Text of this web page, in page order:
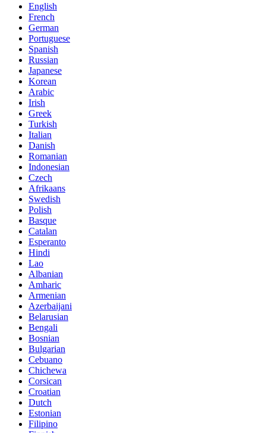
English
French
German
Portuguese
Spanish
Russian
Japanese
Korean
Arabic
Irish
Greek
Turkish
Italian
Danish
Romanian
Indonesian
Czech
Afrikaans
Swedish
Polish
Basque
Catalan
Esperanto
Hindi
Lao
Albanian
Amharic
Armenian
Azerbaijani
Belarusian
Bengali
Bosnian
Bulgarian
Cebuano
Chichewa
Corsican
Croatian
Dutch
Estonian
Filipino